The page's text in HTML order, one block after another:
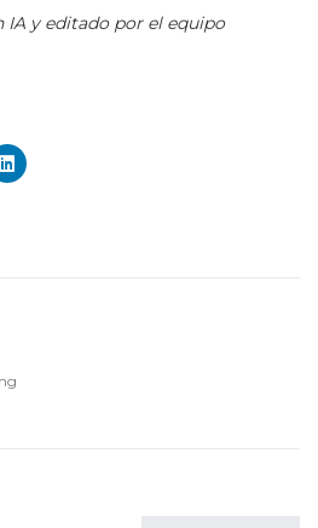
IA y editado por el equipo